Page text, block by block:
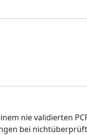
nie validierten
bei